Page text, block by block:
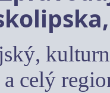
celý